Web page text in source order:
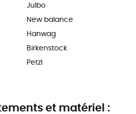
Julbo
New balance
Hanwag
Birkenstock
Petzl
et matériel :